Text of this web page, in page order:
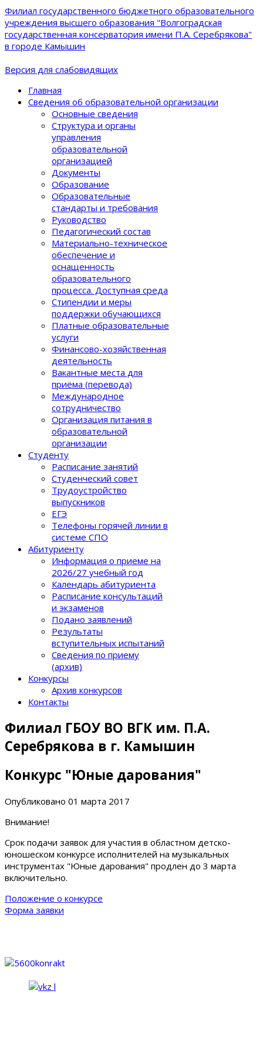
Филиал государственного бюджетного образовательного
учреждения высшего образования "Волгоградская
государственная консерватория имени П.А. Серебрякова"
в городе Камышин
Версия для слабовидящих
Главная
Сведения об образовательной организации
Основные сведения
Структура и органы
управления
образовательной
организацией
Документы
Образование
Образовательные
стандарты и требования
Руководство
Педагогический состав
Материально-техническое
обеспечение и
оснащенность
образовательного
процеcса. Доступная среда
Стипендии и меры
поддержки обучающихся
Платные образовательные
услуги
Финансово-хозяйственная
деятельность
Вакантные места для
приёма (перевода)
Международное
сотрудничество
Организация питания в
образовательной
организации
Студенту
Расписание занятий
Студенческий совет
Трудоустройство
выпускников
ЕГЭ
Телефоны горячей линии в
системе СПО
Абитуриенту
Информация о приеме на
2026/27 учебный год
Календарь абитуриента
Расписание консультаций
и экзаменов
Подано заявлений
Результаты
вступительных испытаний
Сведения по приему
(архив)
Конкурсы
Архив конкурсов
Контакты
Филиал ГБОУ ВО ВГК им. П.А.
Серебрякова в г. Камышин
Конкурс "Юные дарования"
Опубликовано 01 марта 2017
Внимание!
Срок подачи заявок для участия в областном детско-
юношеском конкурсе исполнителей на музыкальных
инструментах "Юные дарования" продлен до 3 марта
включительно.
Положение о конкурсе
Форма заявки